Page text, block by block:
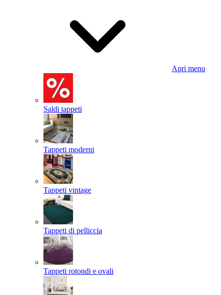
Apri menu
Saldi tappeti
Tappeti moderni
Tappeti vintage
Tappeti di pelliccia
Tappeti rotondi e ovali